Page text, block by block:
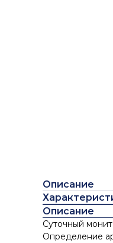
Описание
Описание
Суточный
Определение